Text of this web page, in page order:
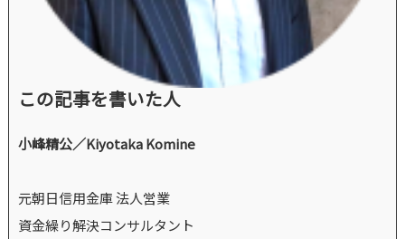
この記事を書いた人
小峰精公／Kiyotaka Komine
元朝日信用金庫 法人営業
資金繰り解決コンサルタント